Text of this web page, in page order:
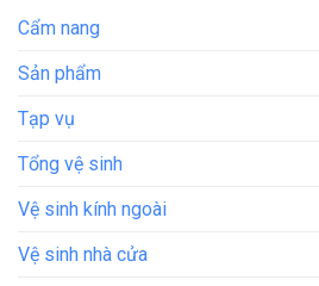
Cẩm nang
Sản phẩm
Tạp vụ
Tổng vệ sinh
Vệ sinh kính ngoài
Vệ sinh nhà cửa